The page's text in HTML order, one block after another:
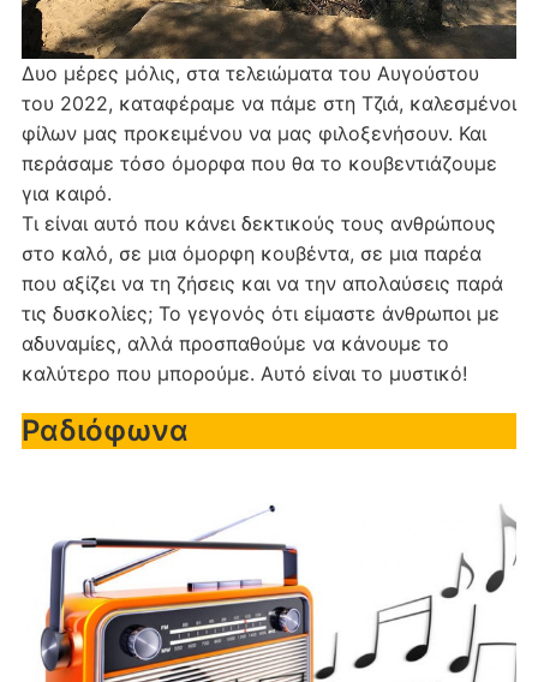
Δυο μέρες μόλις, στα τελειώματα του Αυγούστου
του 2022, καταφέραμε να πάμε στη Τζιά, καλεσμένοι
φίλων μας προκειμένου να μας φιλοξενήσουν. Και
περάσαμε τόσο όμορφα που θα το κουβεντιάζουμε
για καιρό.
Τι είναι αυτό που κάνει δεκτικούς τους ανθρώπους
στο καλό, σε μια όμορφη κουβέντα, σε μια παρέα
που αξίζει να τη ζήσεις και να την απολαύσεις παρά
τις δυσκολίες; Το γεγονός ότι είμαστε άνθρωποι με
αδυναμίες, αλλά προσπαθούμε να κάνουμε το
καλύτερο που μπορούμε. Αυτό είναι το μυστικό!
Ραδιόφωνα